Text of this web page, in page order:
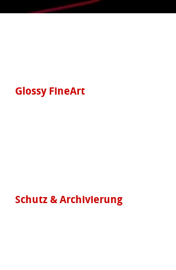
Glossy FineArt
Schutz & Archivierung